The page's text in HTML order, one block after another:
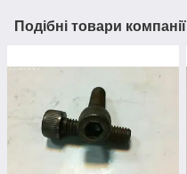
Подібні товари компанії